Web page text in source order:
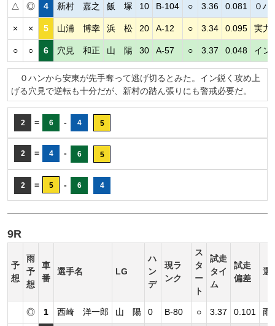
△ ◎ 4 新村 嘉之 飯 塚 10 B-104 ○ 3.36 0.081 ０ハ
× × 5 山浦 博幸 浜 松 20 A-12 ○ 3.34 0.095 実力
○ ○ 6 穴見 和正 山 陽 30 A-57 ○ 3.37 0.048 イン
０ハンから安東が先手奪って逃げ切るとみた。イン鋭く攻め上
げる穴見で逆転も十分だが、新村の踏ん張りにも警戒必要だ。
2 = 6 - 4 5
2 = 4 - 6 5
2 = 5 - 6 4
9R
予
想
雨
予
想
車
番
選手名 LG
ハ
ン
デ
現ラ
ンク
ス
タ
ー
ト
試走
タイ
ム
試走
偏差
選
◎ 1 西崎 洋一郎 山 陽 0 B-80 ○ 3.37 0.101 雨